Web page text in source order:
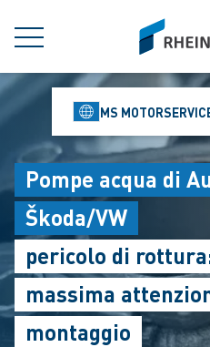
MENU
siteLogo
MS
Pompe acqua di
Škoda/VW
pericolo di
massima
montaggio